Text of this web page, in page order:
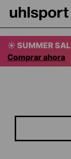
principal
☀️ SUMMER
Comprar ahora